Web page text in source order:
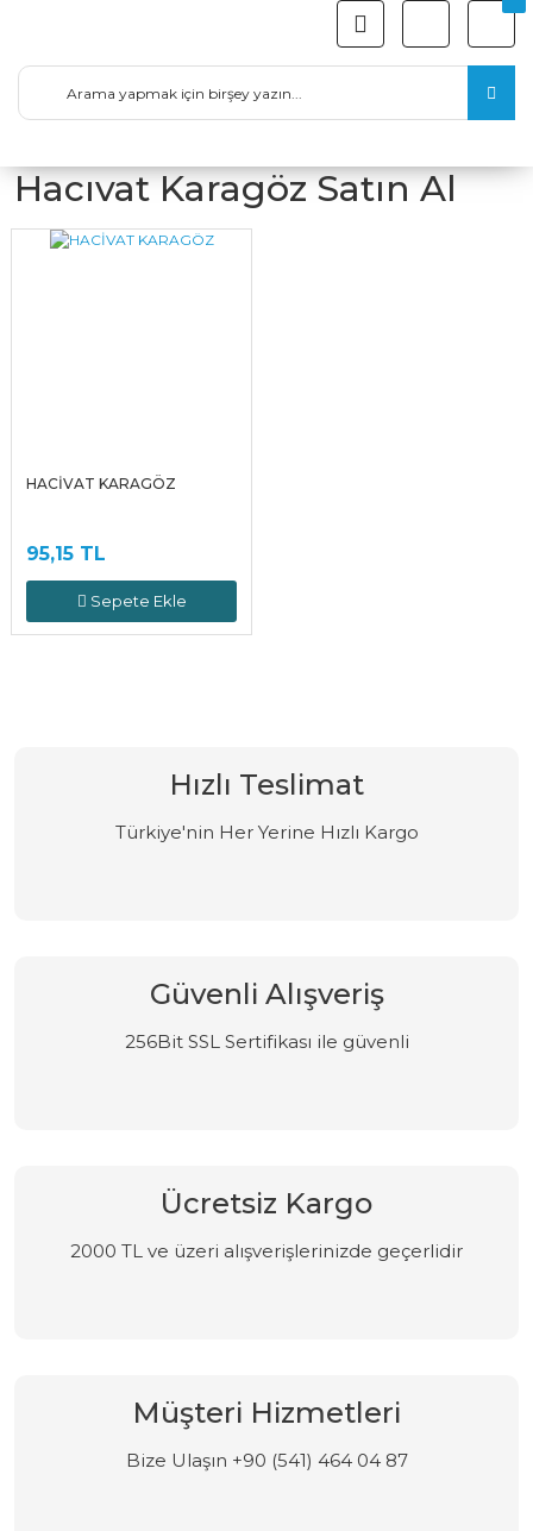
Hacıvat Karagöz Satın Al
HACİVAT KARAGÖZ
95,15 TL
Sepete Ekle
Hızlı Teslimat
Türkiye'nin Her Yerine Hızlı Kargo
Güvenli Alışveriş
256Bit SSL Sertifikası ile güvenli
Ücretsiz Kargo
2000 TL ve üzeri alışverişlerinizde geçerlidir
Müşteri Hizmetleri
Bize Ulaşın +90 (541) 464 04 87